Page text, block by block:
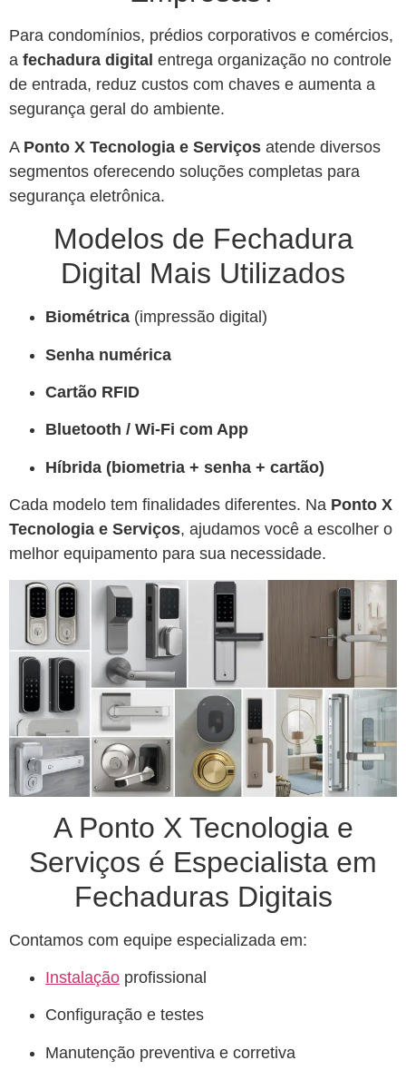
Para condomínios, prédios corporativos e comércios,
a fechadura digital entrega organização no controle
de entrada, reduz custos com chaves e aumenta a
segurança geral do ambiente.
A Ponto X Tecnologia e Serviços atende diversos
segmentos oferecendo soluções completas para
segurança eletrônica.
Modelos de Fechadura
Digital Mais Utilizados
Biométrica (impressão digital)
Senha numérica
Cartão RFID
Bluetooth / Wi-Fi com App
Híbrida (biometria + senha + cartão)
Cada modelo tem finalidades diferentes. Na Ponto X
Tecnologia e Serviços, ajudamos você a escolher o
melhor equipamento para sua necessidade.
A Ponto X Tecnologia e
Serviços é Especialista em
Fechaduras Digitais
Contamos com equipe especializada em:
Instalação profissional
Configuração e testes
Manutenção preventiva e corretiva